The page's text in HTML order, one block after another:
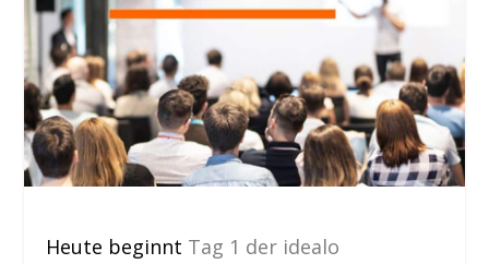
Heute beginnt Tag 1 der idealo